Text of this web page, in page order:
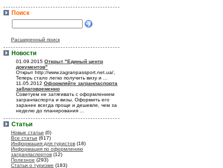
Поиск
Расширенный поиск
Новости
01.09.2015 Открыт "Единый центр
документов"
Открыт http://www.zagranpassport.net.ua/,
Теперь стало легко получить визу и ...
11.05.2012 Оформляйте загранпаспорта
заблаговременно
Советуем не затягивать с оформлением
загранпаспорта и визы. Оформить его
заранее всегда проще и дешевле, чем за
неделю до планирования ...
Статьи
Новые статьи (0)
Все статьи (617)
Информация для туристов (18)
Информация по оформлению
загранпаспортов (12)
Полезное (293)
Статьи о туризме (183)